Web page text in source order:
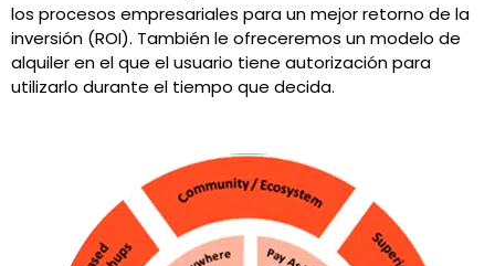
los procesos empresariales para un mejor retorno de la
inversión (ROI). También le ofreceremos un modelo de
alquiler en el que el usuario tiene autorización para
utilizarlo durante el tiempo que decida.